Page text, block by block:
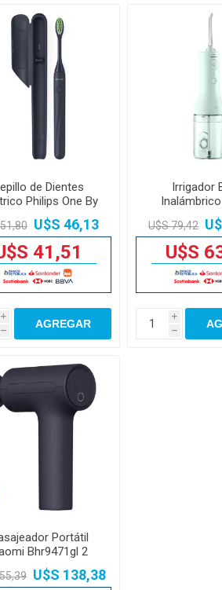
de Dientes
Philips One By
13000vpm
U$S 46,13
41,51
i
h
AGREGAR
Irrigador
Sonicare
U$S 79,42
U$S
i
h
Portátil
Bhr9471gl 2
Con 3 Niveles
C/u
U$S 138,38